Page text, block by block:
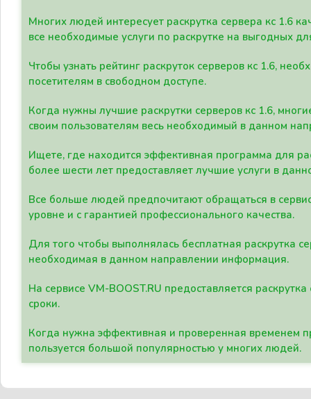
Многих людей интересует раскрутка сервера кс 1.6
все необходимые услуги по раскрутке на выгодных
Чтобы узнать рейтинг раскруток серверов кс 1.6,
посетителям в свободном доступе.
Когда нужны лучшие раскрутки серверов кс 1.6,
своим пользователям весь необходимый в данном
Ищете, где находится эффективная программа для
более шести лет предоставляет лучшие услуги в
Все больше людей предпочитают обращаться в
уровне и с гарантией профессионального качества.
Для того чтобы выполнялась бесплатная раскрутка
необходимая в данном направлении информация.
На сервисе VM-BOOST.RU предоставляется
сроки.
Когда нужна эффективная и проверенная временем
пользуется большой популярностью у многих людей.